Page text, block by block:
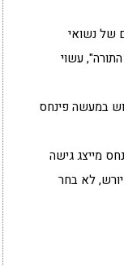
של נשואי
עשוי
במעשה פינחס
מייצג גישה
לא בחר